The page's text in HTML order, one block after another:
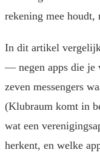
rekening mee houdt,
In dit artikel
— negen apps die je
zeven messengers
(Klubraum komt in
wat een
herkent, en welke